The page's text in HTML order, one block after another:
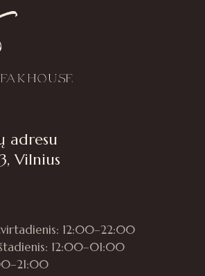
adresu
Vilnius
12:00–22:00
12:00–01:00